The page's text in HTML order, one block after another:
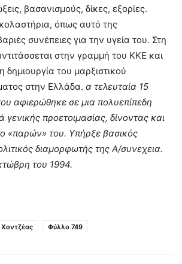
βασανισμούς, δίκες, εξορίες.
όπως αυτό της
συνέπειες για την υγεία του. Στη
στην γραμμή του ΚΚΕ και
δημιουργία του μαρξιστικού
στην Ελλάδα. α τελευταία 15
αφιερώθηκε σε μια πολυεπίπεδη
γενικής προετοιμασίας, δίνοντας και
«παρών» του. Υπήρξε βασικός
διαμορφωτής της Α/συνεχεια.
του 1994.
Χοντζέας Φύλλο 749